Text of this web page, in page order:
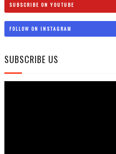
SUBSCRIBE ON YOUTUBE
FOLLOW ON INSTAGRAM
SUBSCRIBE US